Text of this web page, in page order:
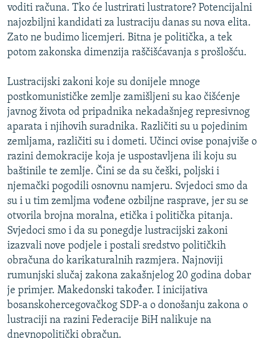
voditi računa. Tko će lustrirati lustratore? Potencijalni
najozbiljni kandidati za lustraciju danas su nova elita.
Zato ne budimo licemjeri. Bitna je politička, a tek
potom zakonska dimenzija raščišćavanja s prošlošću.
Lustracijski zakoni koje su donijele mnoge
postkomunističke zemlje zamišljeni su kao čišćenje
javnog života od pripadnika nekadašnjeg represivnog
aparata i njihovih suradnika. Različiti su u pojedinim
zemljama, različiti su i dometi. Učinci ovise ponajviše o
razini demokracije koja je uspostavljena ili koju su
baštinile te zemlje. Čini se da su češki, poljski i
njemački pogodili osnovnu namjeru. Svjedoci smo da
su i u tim zemljma vođene ozbiljne rasprave, jer su se
otvorila brojna moralna, etička i politička pitanja.
Svjedoci smo i da su ponegdje lustracijski zakoni
izazvali nove podjele i postali sredstvo političkih
obračuna do karikaturalnih razmjera. Najnoviji
rumunjski slučaj zakona zakašnjelog 20 godina dobar
je primjer. Makedonski također. I inicijativa
bosanskohercegovačkog SDP-a o donošanju zakona o
lustraciji na razini Federacije BiH nalikuje na
dnevnopolitički obračun.